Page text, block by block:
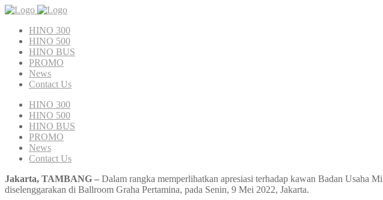
HINO 300
HINO 500
HINO BUS
PROMO
News
Contact Us
HINO 300
HINO 500
HINO BUS
PROMO
News
Contact Us
Jakarta, TAMBANG – Dalam rangka memperlihatkan apresiasi terhadap kawan Badan
diselenggarakan di Ballroom Graha Pertamina, pada Senin, 9 Mei 2022, Jakarta.